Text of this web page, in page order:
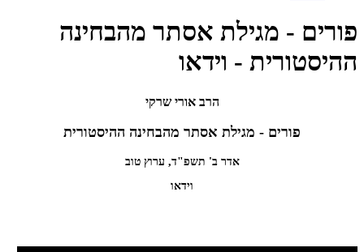
פורים - מגילת אסתר מהבחינה
ההיסטורית - וידאו
הרב אורי שרקי
פורים - מגילת אסתר מהבחינה ההיסטורית
אדר ב' תשפ"ד, ערוץ טוב
וידאו